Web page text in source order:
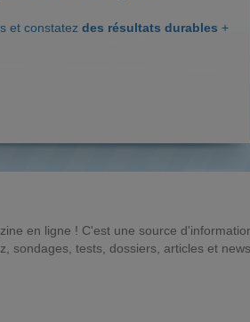
et constatez des résultats durables +
en ligne ! C'est une source
sondages, tests, dossiers, articles et